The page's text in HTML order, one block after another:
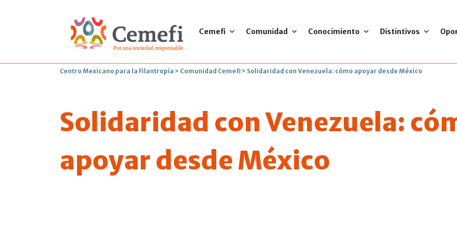
Cemefi Comunidad Conocimiento Distintivos
Centro Mexicano para la Filantropía > Comunidad Cemefi > Solidaridad con Venezuela: cómo apoyar desde México
Solidaridad con Venezuela:
apoyar desde México